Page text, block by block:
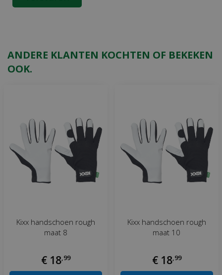
ANDERE KLANTEN KOCHTEN OF BEKEKEN
OOK.
Kixx handschoen rough
maat 8
€ 18,99
Kixx handschoen rough
maat 10
€ 18,99